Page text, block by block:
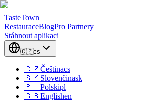
TasteTown
RestauraceBlogPro Partnery
Stáhnout aplikaci
🇨🇿cs
🇨🇿Češtinacs
🇸🇰Slovenčinask
🇵🇱Polskipl
🇬🇧Englishen